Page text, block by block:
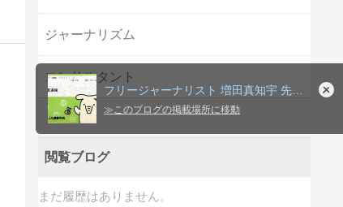
フリージャーナリスト 増田真知宇 先生への報酬振込先★関西
≫ このブログの掲載場所に移動
ジャーナリズム
コンサルタント
閲覧ブログ
まだ履歴はありません。